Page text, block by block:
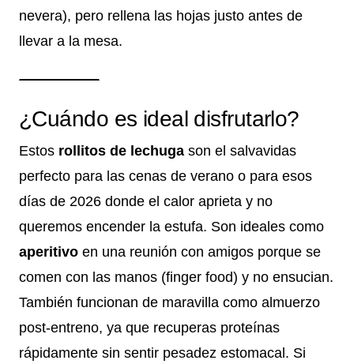
nevera), pero rellena las hojas justo antes de
llevar a la mesa.
¿Cuándo es ideal disfrutarlo?
Estos rollitos de lechuga son el salvavidas
perfecto para las cenas de verano o para esos
días de 2026 donde el calor aprieta y no
queremos encender la estufa. Son ideales como
aperitivo en una reunión con amigos porque se
comen con las manos (finger food) y no ensucian.
También funcionan de maravilla como almuerzo
post-entreno, ya que recuperas proteínas
rápidamente sin sentir pesadez estomacal. Si